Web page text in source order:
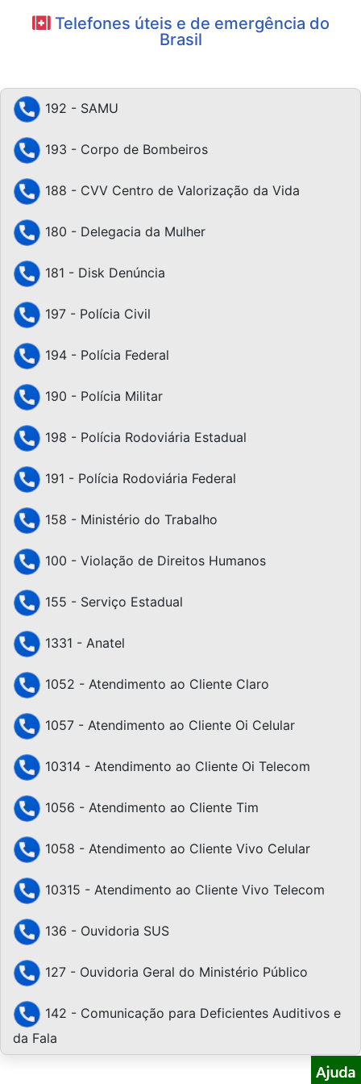
Telefones úteis e de emergência do
Brasil
192 - SAMU
193 - Corpo de Bombeiros
188 - CVV Centro de Valorização da Vida
180 - Delegacia da Mulher
181 - Disk Denúncia
197 - Polícia Civil
194 - Polícia Federal
190 - Polícia Militar
198 - Polícia Rodoviária Estadual
191 - Polícia Rodoviária Federal
158 - Ministério do Trabalho
100 - Violação de Direitos Humanos
155 - Serviço Estadual
1331 - Anatel
1052 - Atendimento ao Cliente Claro
1057 - Atendimento ao Cliente Oi Celular
10314 - Atendimento ao Cliente Oi Telecom
1056 - Atendimento ao Cliente Tim
1058 - Atendimento ao Cliente Vivo Celular
10315 - Atendimento ao Cliente Vivo Telecom
136 - Ouvidoria SUS
127 - Ouvidoria Geral do Ministério Público
142 - Comunicação para Deficientes Auditivos e
da Fala